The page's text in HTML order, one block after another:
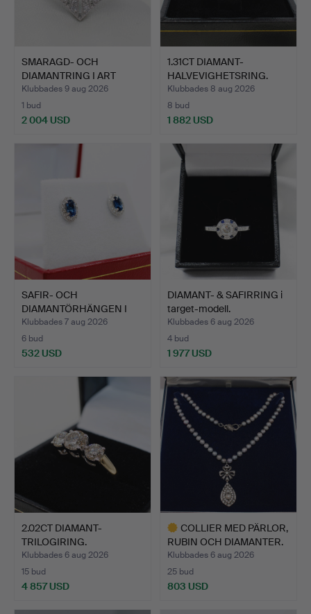
SMARAGD- OCH
DIAMANTRING I ART
DÉCO-STIL.
Klubbades 9 aug 2026
1 bud
2 004 USD
1.31CT DIAMANT-
HALVEVIGHETSRING.
Klubbades 8 aug 2026
8 bud
1 882 USD
SAFIR- OCH
DIAMANTÖRHÄNGEN I
KLUSTERFATTNI…
Klubbades 7 aug 2026
6 bud
532 USD
DIAMANT- & SAFIRRING i
target-modell.
Klubbades 6 aug 2026
4 bud
1 977 USD
2.02CT DIAMANT-
TRILOGIRING.
Klubbades 6 aug 2026
15 bud
4 857 USD
COLLIER MED PÄRLOR,
RUBIN OCH DIAMANTER.
Klubbades 6 aug 2026
25 bud
803 USD